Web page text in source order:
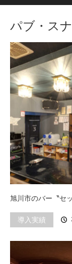
パブ・ス
旭川市のバー〝セ
導入実績